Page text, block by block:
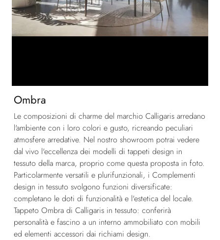
Ombra
Le composizioni di charme del marchio Calligaris arredano
l'ambiente con i loro colori e gusto, ricreando peculiari
atmosfere arredative. Nel nostro showroom potrai vedere
dal vivo l'eccellenza dei modelli di tappeti design in
tessuto della marca, proprio come questa proposta in foto.
Particolarmente versatili e plurifunzionali, i Complementi
design in tessuto svolgono funzioni diversificate:
completano le doti di funzionalità e l'estetica del locale.
Tappeto Ombra di Calligaris in tessuto: conferirà
personalità e fascino a un interno ammobiliato con mobili
ed elementi accessori dai richiami design.